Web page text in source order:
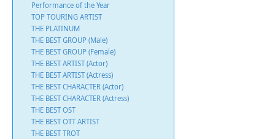
Performance of the Year
TOP TOURING ARTIST
THE PLATINUM
THE BEST GROUP (Male)
THE BEST GROUP (Female)
THE BEST ARTIST (Actor)
THE BEST ARTIST (Actress)
THE BEST CHARACTER (Actor)
THE BEST CHARACTER (Actress)
THE BEST OST
THE BEST OTT ARTIST
THE BEST TROT